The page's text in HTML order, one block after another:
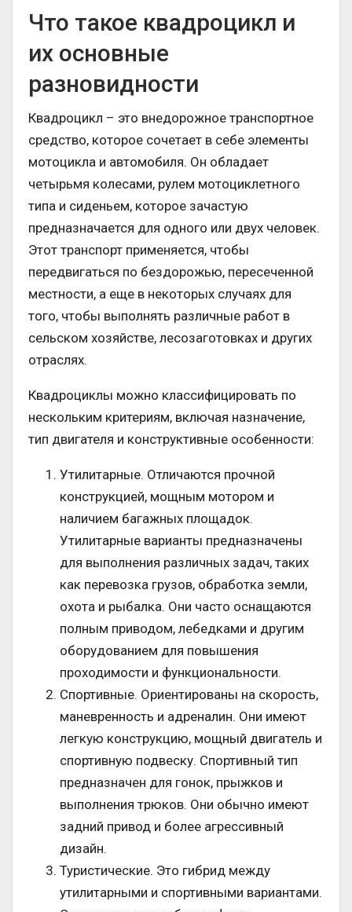
Что такое квадроцикл и
их основные
разновидности
Квадроцикл – это внедорожное транспортное
средство, которое сочетает в себе элементы
мотоцикла и автомобиля. Он обладает
четырьмя колесами, рулем мотоциклетного
типа и сиденьем, которое зачастую
предназначается для одного или двух человек.
Этот транспорт применяется, чтобы
передвигаться по бездорожью, пересеченной
местности, а еще в некоторых случаях для
того, чтобы выполнять различные работ в
сельском хозяйстве, лесозаготовках и других
отраслях.
Квадроциклы можно классифицировать по
нескольким критериям, включая назначение,
тип двигателя и конструктивные особенности:
Утилитарные. Отличаются прочной
конструкцией, мощным мотором и
наличием багажных площадок.
Утилитарные варианты предназначены
для выполнения различных задач, таких
как перевозка грузов, обработка земли,
охота и рыбалка. Они часто оснащаются
полным приводом, лебедками и другим
оборудованием для повышения
проходимости и функциональности.
Спортивные. Ориентированы на скорость,
маневренность и адреналин. Они имеют
легкую конструкцию, мощный двигатель и
спортивную подвеску. Спортивный тип
предназначен для гонок, прыжков и
выполнения трюков. Они обычно имеют
задний привод и более агрессивный
дизайн.
Туристические. Это гибрид между
утилитарными и спортивными вариантами.